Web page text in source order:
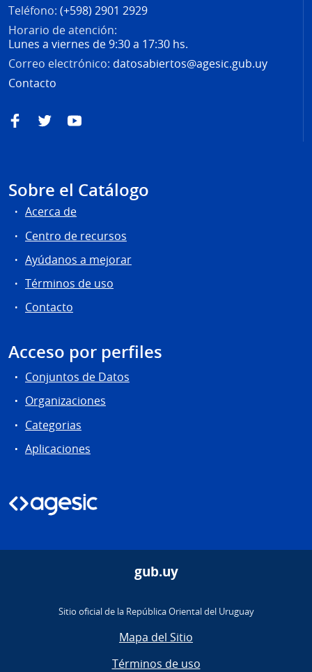
Teléfono: (+598) 2901 2929
Horario de atención:
Lunes a viernes de 9:30 a 17:30 hs.
Correo electrónico: datosabiertos@agesic.gub.uy
Contacto
FacebookTwitterYouTube
Sobre el Catálogo
Acerca de
Centro de recursos
Ayúdanos a mejorar
Términos de uso
Contacto
Acceso por perfiles
Conjuntos de Datos
Organizaciones
Categorias
Aplicaciones
gub.uy
Sitio oficial de la República Oriental del Uruguay
Mapa del Sitio
Términos de uso